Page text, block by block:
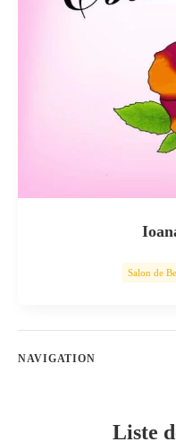
Salon de
NAVIGATION
Liste